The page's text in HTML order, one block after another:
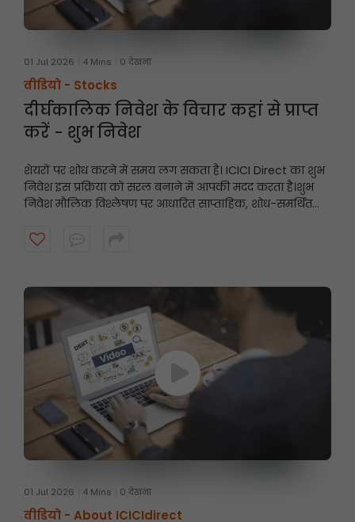
01 Jul 2026 4 Mins 0 देखना
वीडियो - Stocks
दीर्घकालिक निवेश के विचार कहां से प्राप्त
करें - शुभ निवेश
शेयरों पर शोध करने में समय लग सकता है। ICICI Direct का शुभ
निवेश इस प्रक्रिया को सरल बनाने में आपकी मदद करता है।शुभ
निवेश मौलिक विश्लेषण पर आधारित साप्ताहिक, शोध-समर्थित
दृष्टिकोण के अनुरूप संभावित अवसरों को खोजने में मदद मिलती है।
01 Jul 2026 4 Mins 0 देखना
वीडियो - About ICICIdirect